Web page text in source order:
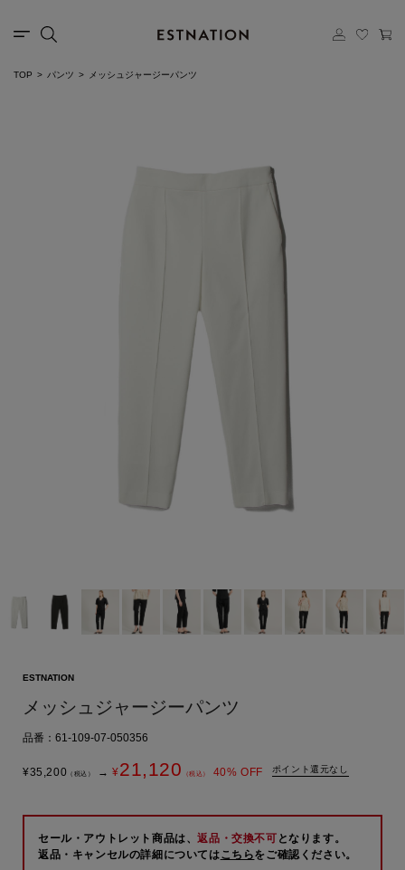
TOP パンツ メッシュジャージーパンツ
ESTNATION
メッシュジャージーパンツ
品番：61-109-07-050356
¥35,200 （税込） → ¥21,120 （税込） 40% OFF ポイント還元なし
セール・アウトレット商品は、返品・交換不可 となります。
返品・キャンセルの詳細についてはこちらをご確認ください。